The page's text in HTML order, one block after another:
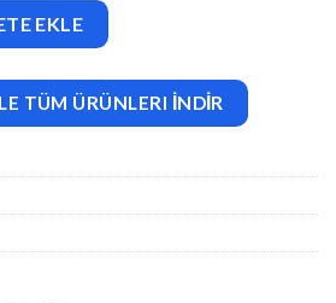
Theme v1.1.0 adet
EKLE
TÜM ÜRÜNLERI İNDİR